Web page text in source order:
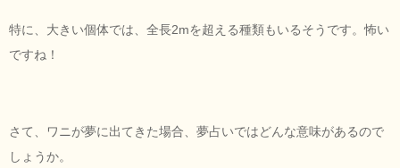
特に、大きい個体では、全長2mを超える種類もいるそうです。怖い
ですね！
さて、ワニが夢に出てきた場合、夢占いではどんな意味があるので
しょうか。